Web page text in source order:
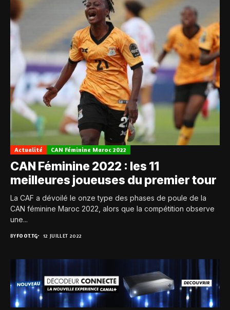
Actualité CAN Féminine Maroc 2022
CAN Féminine 2022 : les 11
meilleures joueuses du premier tour
La CAF a dévoilé le onze type des phases de poule de la
CAN féminine Maroc 2022, alors que la compétition observe
une...
BYFOOT.TG 12 JUILLET 2022